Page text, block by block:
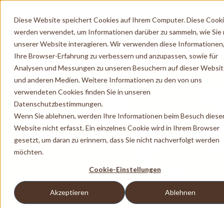
Diese Website speichert Cookies auf Ihrem Computer. Diese
werden verwendet, um Informationen darüber zu sammeln, wie Sie
unserer Website interagieren. Wir verwenden diese
Ihre Browser-Erfahrung zu verbessern und anzupassen, sowie für
Analysen und Messungen zu unseren Besuchern auf dieser
und anderen Medien. Weitere Informationen zu den von uns
verwendeten Cookies finden Sie in unseren
Datenschutzbestimmungen.
Wenn Sie ablehnen, werden Ihre Informationen beim Besuch
Website nicht erfasst. Ein einzelnes Cookie wird in Ihrem Browser
gesetzt, um daran zu erinnern, dass Sie nicht nachverfolgt werden
möchten.
Cookie-Einstellungen
Akzeptieren Ablehnen